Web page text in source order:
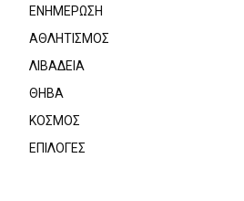
ΕΝΗΜΕΡΩΣΗ
ΑΘΛΗΤΙΣΜΟΣ
ΛΙΒΑΔΕΙΑ
ΘΗΒΑ
ΚΟΣΜΟΣ
ΕΠΙΛΟΓΕΣ